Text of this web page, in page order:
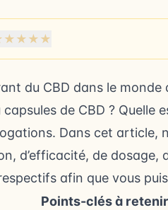
★ ★ ★ ★
du CBD dans le
de CBD ?
Dans cet
d’efficacité, de
afin que vous
Points-clés à retenir